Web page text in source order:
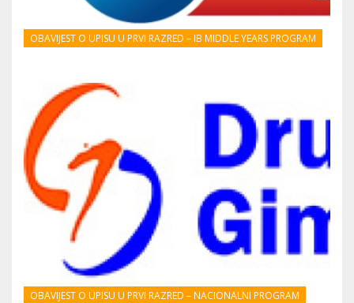
OBAVIJEST O UPISU U PRVI RAZRED – IB MIDDLE YEARS PROGRAM
OBAVIJEST O UPISU U PRVI RAZRED – NACIONALNI PROGRAM